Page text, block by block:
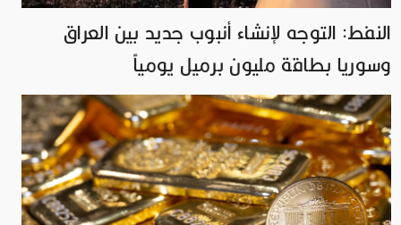
النفط: التوجه لإنشاء أنبوب جديد بين العراق
وسوريا بطاقة مليون برميل يومياً